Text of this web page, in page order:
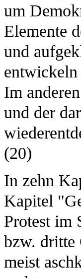
um
Elemente
und
entwickeln
Im
und der
(20)
In zehn
Kapitel
Protest im
bzw. dritte
meist